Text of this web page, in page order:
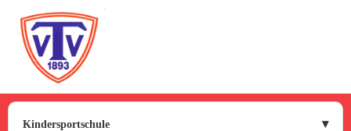
Kindersportschule